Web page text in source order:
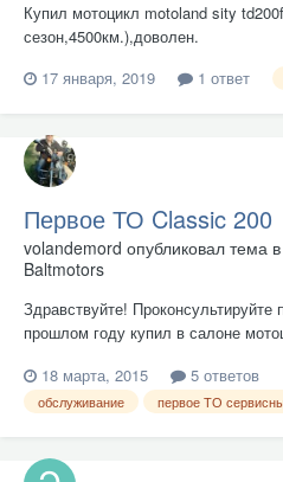
Купил мотоцикл motoland sity
сезон,4500км.),доволен.
17 января, 2019
1 ответ
Первое ТО Classic 200
volandemord опубликовал тема в
Baltmotors
Здравствуйте!
прошлом году купил в салоне
руководстве по эксплуатации.
запуске обнаружилась
18 марта, 2015 5 ответов
обслуживание первое ТО